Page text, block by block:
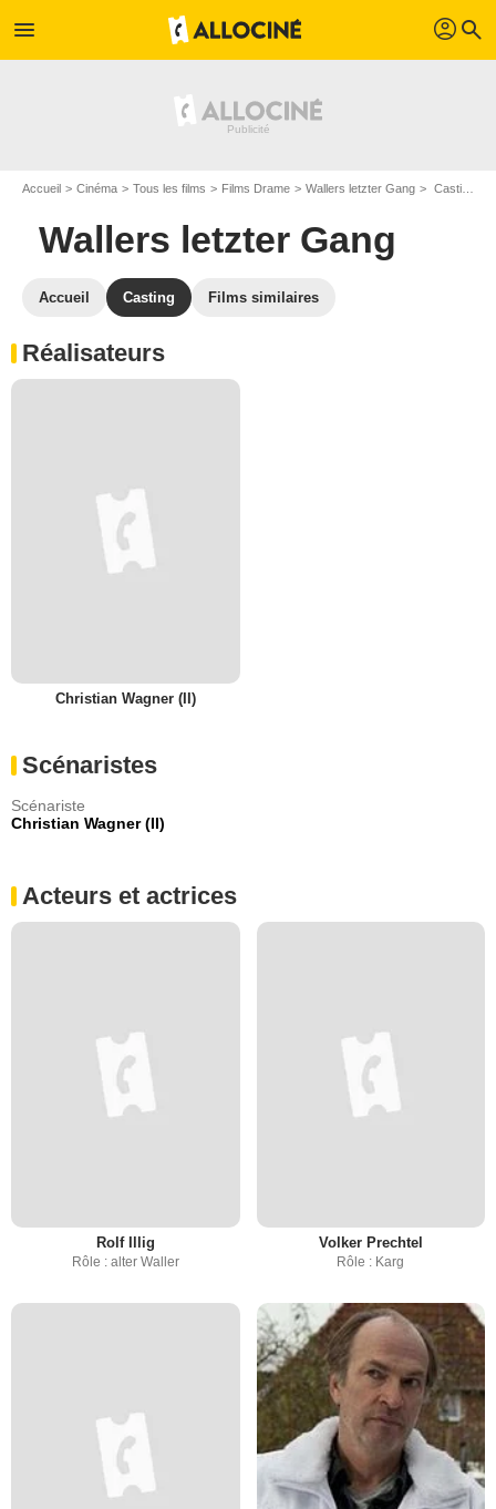
menu profil search
Accueil Cinéma Tous les films Films Drame Wallers letzter Gang Casting Wallers letzter Gang
Wallers letzter Gang
Accueil Casting Films similaires
Réalisateurs
Christian Wagner (II)
Scénaristes
Scénariste
Christian Wagner (II)
Acteurs et actrices
Rolf Illig
Rôle : alter Waller
Volker Prechtel
Rôle : Karg